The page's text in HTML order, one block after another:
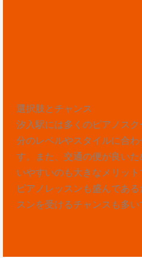
選択肢とチャンス
汐入駅には多くのピアノス
分のレベルやスタイルに合
す。また、交通の便が良い
いやすいのも大きなメリッ
ピアノレッスンも盛んであ
スンを受けるチャンスも多い